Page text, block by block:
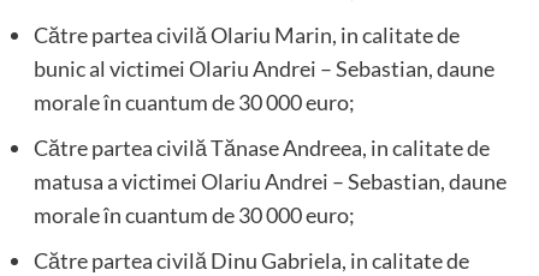
Către partea civilă Olariu Marin, in calitate de
bunic al victimei Olariu Andrei – Sebastian, daune
morale în cuantum de 30 000 euro;
Către partea civilă Tănase Andreea, in calitate de
matusa a victimei Olariu Andrei – Sebastian, daune
morale în cuantum de 30 000 euro;
Către partea civilă Dinu Gabriela, in calitate de